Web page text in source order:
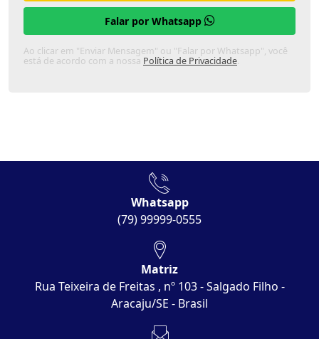
Falar por Whatsapp
Ao clicar em "Enviar Mensagem" ou "Falar por Whatsapp", você
está de acordo com a nossa Política de Privacidade.
Whatsapp
(79) 99999-0555
Matriz
Rua Teixeira de Freitas , nº 103 - Salgado Filho -
Aracaju/SE - Brasil